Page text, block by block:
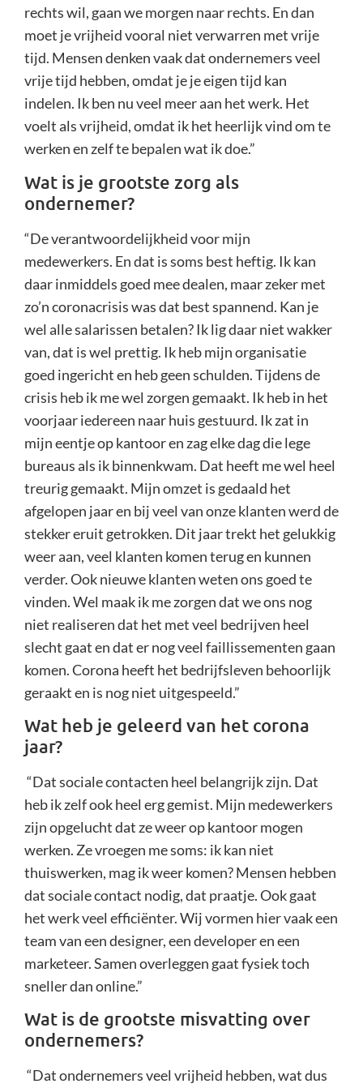
rechts wil, gaan we morgen naar rechts. En dan
moet je vrijheid vooral niet verwarren met vrije
tijd. Mensen denken vaak dat ondernemers veel
vrije tijd hebben, omdat je je eigen tijd kan
indelen. Ik ben nu veel meer aan het werk. Het
voelt als vrijheid, omdat ik het heerlijk vind om te
werken en zelf te bepalen wat ik doe.”
Wat is je grootste zorg als
ondernemer?
“De verantwoordelijkheid voor mijn
medewerkers. En dat is soms best heftig. Ik kan
daar inmiddels goed mee dealen, maar zeker met
zo’n coronacrisis was dat best spannend. Kan je
wel alle salarissen betalen? Ik lig daar niet wakker
van, dat is wel prettig. Ik heb mijn organisatie
goed ingericht en heb geen schulden. Tijdens de
crisis heb ik me wel zorgen gemaakt. Ik heb in het
voorjaar iedereen naar huis gestuurd. Ik zat in
mijn eentje op kantoor en zag elke dag die lege
bureaus als ik binnenkwam. Dat heeft me wel heel
treurig gemaakt. Mijn omzet is gedaald het
afgelopen jaar en bij veel van onze klanten werd de
stekker eruit getrokken. Dit jaar trekt het gelukkig
weer aan, veel klanten komen terug en kunnen
verder. Ook nieuwe klanten weten ons goed te
vinden. Wel maak ik me zorgen dat we ons nog
niet realiseren dat het met veel bedrijven heel
slecht gaat en dat er nog veel faillissementen gaan
komen. Corona heeft het bedrijfsleven behoorlijk
geraakt en is nog niet uitgespeeld.”
Wat heb je geleerd van het corona
jaar?
“Dat sociale contacten heel belangrijk zijn. Dat
heb ik zelf ook heel erg gemist. Mijn medewerkers
zijn opgelucht dat ze weer op kantoor mogen
werken. Ze vroegen me soms: ik kan niet
thuiswerken, mag ik weer komen? Mensen hebben
dat sociale contact nodig, dat praatje. Ook gaat
het werk veel efficiënter. Wij vormen hier vaak een
team van een designer, een developer en een
marketeer. Samen overleggen gaat fysiek toch
sneller dan online.”
Wat is de grootste misvatting over
ondernemers?
“Dat ondernemers veel vrijheid hebben, wat dus